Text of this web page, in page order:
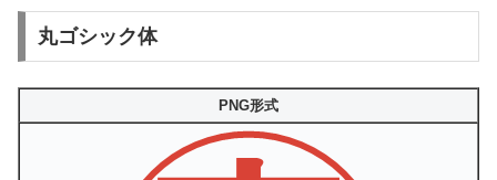
丸ゴシック体
PNG形式